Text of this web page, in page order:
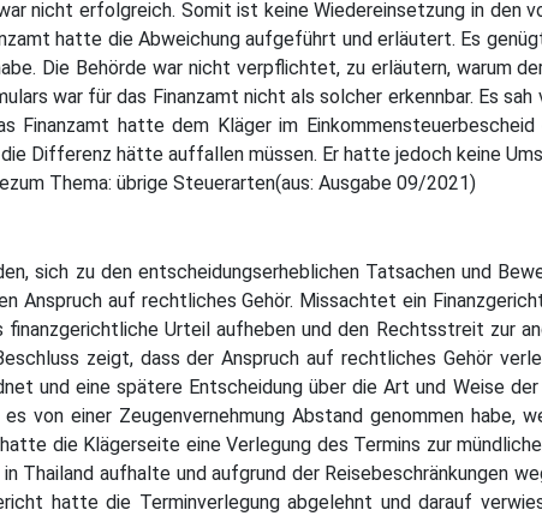
nicht erfolgreich. Somit ist keine Wiedereinsetzung in den
hatte die Abweichung aufgeführt und erläutert. Es
Die Behörde war nicht verpflichtet, zu erläutern, warum
war für das Finanzamt nicht als solcher erkennbar. Es
Finanzamt hatte dem Kläger im
Differenz hätte auffallen müssen. Er hatte jedoch keine
Thema: übrige Steuerarten(aus: Ausgabe 09/2021)
sich zu den entscheidungserheblichen Tatsachen und
Anspruch auf rechtliches Gehör. Missachtet ein
Urteil aufheben und den Rechtsstreit zur
zeigt, dass der Anspruch auf rechtliches Gehör
und eine spätere Entscheidung über die Art und Weise der
von einer Zeugenvernehmung Abstand genommen habe,
die Klägerseite eine Verlegung des Termins zur
Thailand aufhalte und aufgrund der Reisebeschränkungen
hatte die Terminverlegung abgelehnt und darauf